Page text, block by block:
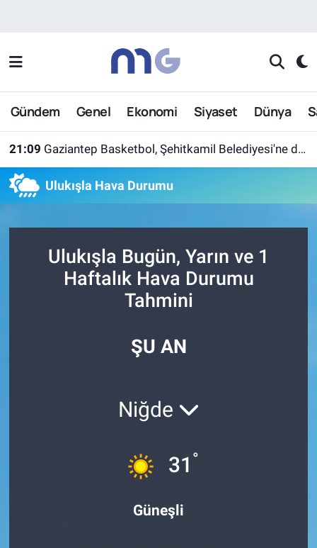
Gündem Genel Ekonomi Siyaset Dünya
21:09 Gaziantep Basketbol, Şehitkamil Belediyesi'ne devredildi
Ulukışla Hava Durumu
Ulukışla Bugün, Yarın ve 1
Haftalık Hava Durumu
Tahmini
ŞU AN
Niğde
31 °
Güneşli
Nöbetçi Eczaneler
Hava Durumu
Son Dakika Haberleri